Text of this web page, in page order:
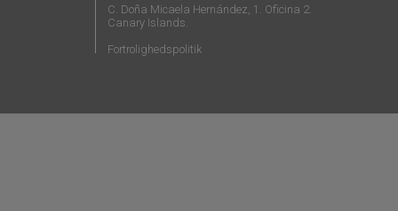
C. Doña Micaela Hernández, 1. Oficina 2.
Canary Islands.
Fortrolighedspolitik